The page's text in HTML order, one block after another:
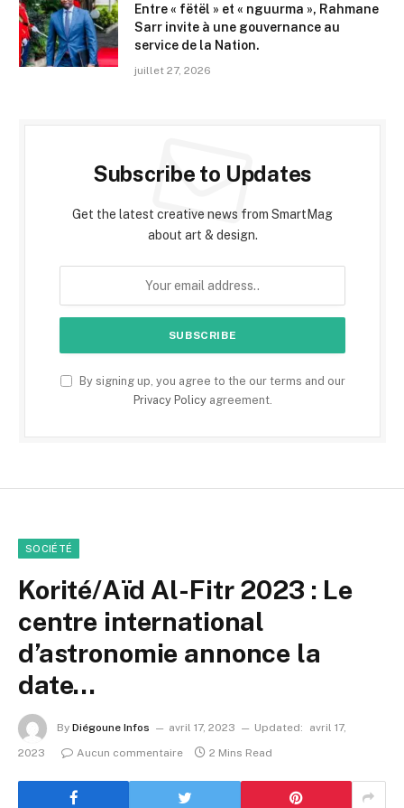
Entre « fëtël » et « nguurma », Rahmane
Sarr invite à une gouvernance au
service de la Nation.
juillet 27, 2026
Subscribe to Updates
Get the latest creative news from SmartMag
about art & design.
By signing up, you agree to the our terms and our
Privacy Policyagreement.
SOCIÉTÉ
Korité/Aïd Al-Fitr 2023 : Le
centre international
d’astronomie annonce la
date…
By Diégoune Infos avril 17, 2023 Updated:
avril 17,
2023
Aucun commentaire 2 Mins Read